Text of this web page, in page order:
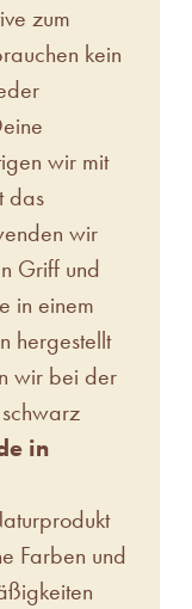
zum
kein
wir mit
das
wir
Griff und
in einem
hergestellt
wir bei der
in
Farben und